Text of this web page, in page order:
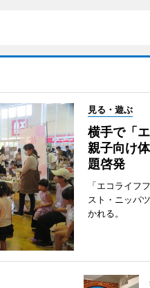
見る・遊ぶ
横手で「
親子向け
題啓発
「エコライフ
スト・ニッパ
かれる。